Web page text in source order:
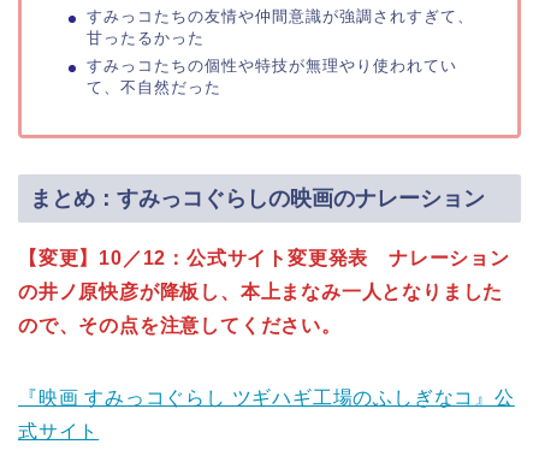
すみっコたちの友情や仲間意識が強調されすぎて、
甘ったるかった
すみっコたちの個性や特技が無理やり使われてい
て、不自然だった
まとめ：すみっコぐらしの映画のナレーション
【変更】10／12：公式サイト変更発表 ナレーション
の井ノ原快彦が降板し、本上まなみ一人となりました
ので、その点を注意してください。
『映画 すみっコぐらし ツギハギ工場のふしぎなコ』公
式サイト